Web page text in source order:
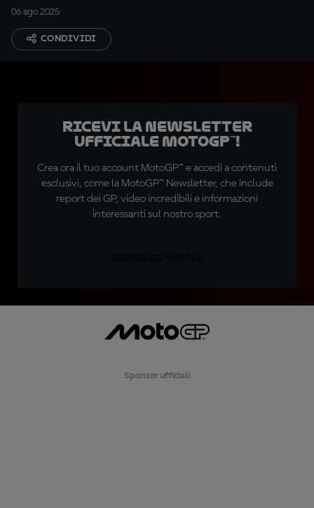
06 ago 2025
CONDIVIDI
Ricevi la newsletter
ufficiale MotoGP™!
Crea ora il tuo account MotoGP™ e accedi a contenuti
esclusivi, come la MotoGP™ Newsletter, che include
report dei GP, video incredibili e informazioni
interessanti sul nostro sport.
Sponsor ufficiali